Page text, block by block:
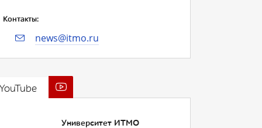
Контакты:
news@itmo.ru
Университет ИТМО